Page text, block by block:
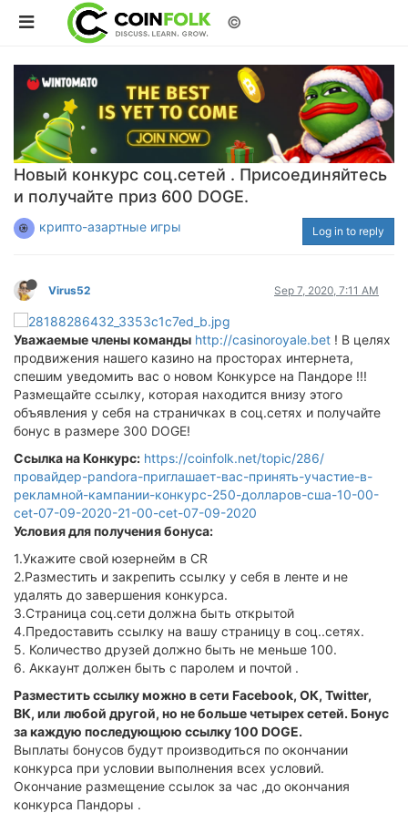
©
Новый конкурс соц.сетей . Присоединяйтесь
и получайте приз 600 DOGE.
крипто-азартные игры Log in to reply
Virus52 Sep 7, 2020, 7:11 AM
Уважаемые члены команды http://casinoroyale.bet ! В целях
продвижения нашего казино на просторах интернета,
спешим уведомить вас о новом Конкурсе на Пандоре !!!
Размещайте ссылку, которая находится внизу этого
объявления у себя на страничках в соц.сетях и получайте
бонус в размере 300 DOGE!
Ссылка на Конкурс: https://coinfolk.net/topic/286/
провайдер-pandora-приглашает-вас-принять-участие-в-
рекламной-кампании-конкурс-250-долларов-сша-10-00-
cet-07-09-2020-21-00-cet-07-09-2020
Условия для получения бонуса:
1.Укажите свой юзернейм в CR
2.Разместить и закрепить ссылку у себя в ленте и не
удалять до завершения конкурса.
3.Страница соц.сети должна быть открытой
4.Предоставить ссылку на вашу страницу в соц..сетях.
5. Количество друзей должно быть не меньше 100.
6. Аккаунт должен быть с паролем и почтой .
Разместить ссылку можно в сети Facebook, ОК, Twitter,
ВК, или любой другой, но не больше четырех сетей. Бонус
за каждую последующюю ссылку 100 DOGE.
Выплаты бонусов будут производиться по окончании
конкурса при условии выполнения всех условий.
Окончание размещение ссылок за час ,до окончания
конкурса Пандоры .